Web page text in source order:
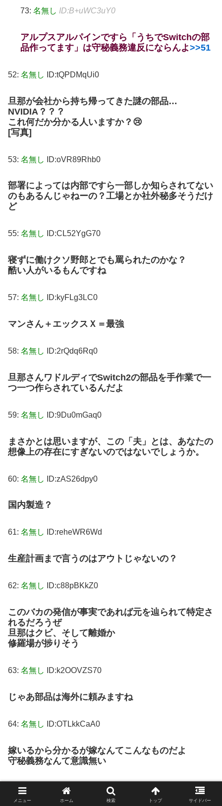
73: 名無し ID:B+uWC3uY0
アルプスアルパインですら「うちでSwitchの部
品作ってます」は守秘義務違反にならんよ>>51
52: 名無し ID:tQPDMqUi0
旦那が会社から持ち帰ってきた謎の部品…
NVIDIA？？？
これ何だか分かる人いますか？😢
[写真]
53: 名無し ID:oVR89Rhb0
部署によっては内部ですら一部しか知らされてない
のもあるんじゃねーの？工場とか社外秘多そうだけ
ど
55: 名無し ID:CL52YgG70
寝ずに働けクソ野郎とでも罵られたのかな？
酷い人がいるもんですね
57: 名無し ID:kyFLg3LC0
マンさん＋エックスＸ＝最強
58: 名無し ID:2rQdq6Rq0
旦那さんワドルディでSwitch2の部品を手作業で一
つ一つ作らされているんだよ
59: 名無し ID:9Du0mGaq0
まさかとは思いますが、この「夫」とは、あなたの
想像上の存在にすぎないのではないでしょうか。
60: 名無し ID:zAS26dpy0
国内製造？
61: 名無し ID:reheWR6Wd
生産計画まで言うのはアウトじゃないの？
62: 名無し ID:c88pBKkZ0
このバカの発信が事実であれば元を辿られて特定さ
れるだろうぜ
旦那はクビ、そして離婚か
修羅場が捗りそう
63: 名無し ID:k2OOVZS70
じゃあ部品は海外に頼みますね
64: 名無し ID:OTLkkCaA0
嫁いるから分かるが嫁なんてこんなものだよ
守秘義務なんて意識無い
67: ID:Xm0PWdZ80
メニュー ホーム 検索 トップ サイドバー